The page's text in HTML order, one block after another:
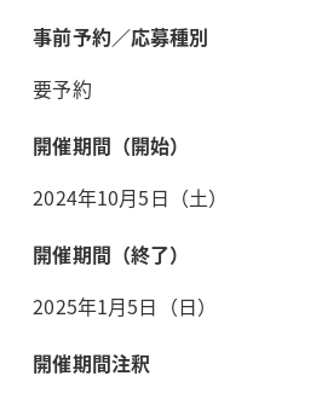
事前予約／応募種別
要予約
開催期間（開始）
2024年10月5日（土）
開催期間（終了）
2025年1月5日（日）
開催期間注釈